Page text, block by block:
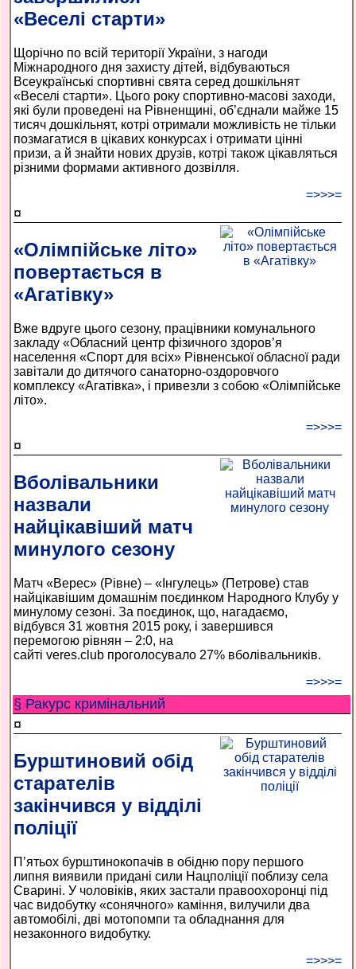
«Веселі старти»
Щорічно по всій території України, з нагоди
Міжнародного дня захисту дітей, відбуваються
Всеукраїнські спортивні свята серед дошкільнят
«Веселі старти». Цього року спортивно-масові заходи,
які були проведені на Рівненщині, об’єднали майже 15
тисяч дошкільнят, котрі отримали можливість не тільки
позмагатися в цікавих конкурсах і отримати цінні
призи, а й знайти нових друзів, котрі також цікавляться
різними формами активного дозвілля.
=>>>=
¤
«Олімпійське літо»
повертається в
«Агатівку»
Вже вдруге цього сезону, працівники комунального
закладу «Обласний центр фізичного здоров’я
населення «Спорт для всіх» Рівненської обласної ради
завітали до дитячого санаторно-оздоровчого
комплексу «Агатівка», і привезли з собою «Олімпійське
літо».
=>>>=
¤
Вболівальники
назвали
найцікавіший матч
минулого сезону
Матч «Верес» (Рівне) – «Інгулець» (Петрове) став
найцікавішим домашнім поєдинком Народного Клубу у
минулому сезоні. За поєдинок, що, нагадаємо,
відбувся 31 жовтня 2015 року, і завершився
перемогою рівнян – 2:0, на
сайті veres.club проголосувало 27% вболівальників.
=>>>=
§ Ракурс кримінальний
¤
Бурштиновий обід
старателів
закінчився у відділі
поліції
П’ятьох бурштинокопачів в обідню пору першого
липня виявили придані сили Нацполіції поблизу села
Сварині. У чоловіків, яких застали правоохоронці під
час видобутку «сонячного» каміння, вилучили два
автомобілі, дві мотопомпи та обладнання для
незаконного видобутку.
=>>>=